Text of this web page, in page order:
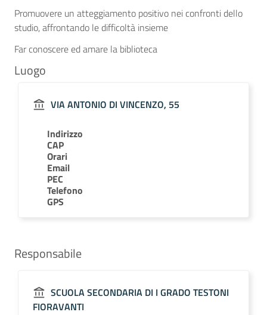
Promuovere un atteggiamento positivo nei confronti dello
studio, affrontando le difficoltà insieme
Far conoscere ed amare la biblioteca
Luogo
VIA ANTONIO DI VINCENZO, 55
Indirizzo
CAP
Orari
Email
PEC
Telefono
GPS
Responsabile
SCUOLA SECONDARIA DI I GRADO TESTONI
FIORAVANTI